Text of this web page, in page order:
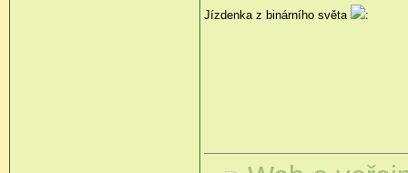
Jízdenka z binárního světa :